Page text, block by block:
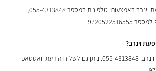
ניתן לקבוע תור אצל יפעת וינרב באמצעות: טלפונית במספר 055-4313848,
וינרב?
מספר הטלפון של יפעת וינרב: 055-4313848. ניתן גם לשלוח הודעת וואטסאפ